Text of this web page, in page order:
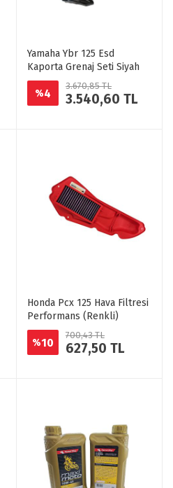
Yamaha Ybr 125 Esd
Kaporta Grenaj Seti Siyah
%4
3.670,85 TL
3.540,60 TL
Honda Pcx 125 Hava Filtresi
Performans (Renkli)
%10
700,43 TL
627,50 TL